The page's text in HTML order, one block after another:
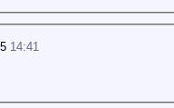
14:41